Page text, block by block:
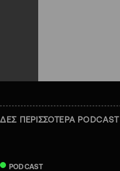
ΔΕΣ ΠΕΡΙΣΣΟΤΕΡΑ PODCAST
PODCAST